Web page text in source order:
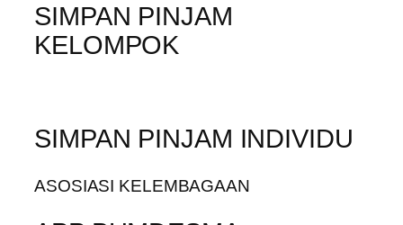
SIMPAN PINJAM
KELOMPOK
SIMPAN PINJAM INDIVIDU
ASOSIASI KELEMBAGAAN